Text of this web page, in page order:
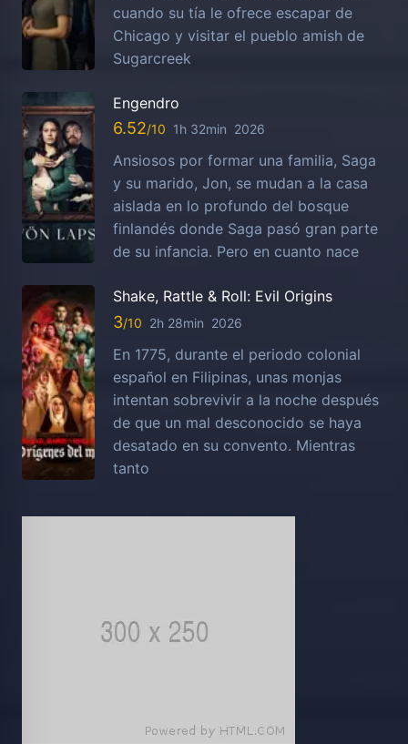
cuando su tía le ofrece escapar de
Chicago y visitar el pueblo amish de
Sugarcreek
Engendro
6.52 1h 32min 2026
Ansiosos por formar una familia, Saga
y su marido, Jon, se mudan a la casa
aislada en lo profundo del bosque
finlandés donde Saga pasó gran parte
de su infancia. Pero en cuanto nace
Shake, Rattle & Roll: Evil Origins
3 2h 28min 2026
En 1775, durante el periodo colonial
español en Filipinas, unas monjas
intentan sobrevivir a la noche después
de que un mal desconocido se haya
desatado en su convento. Mientras
tanto